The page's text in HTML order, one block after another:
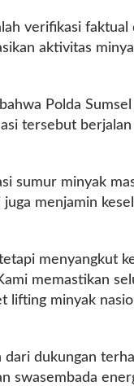
verifikasi
aktivitas
Polda
tersebut
sumur minyak
menjamin
menyangkut
memastikan
minyak
dari dukungan
swasembada